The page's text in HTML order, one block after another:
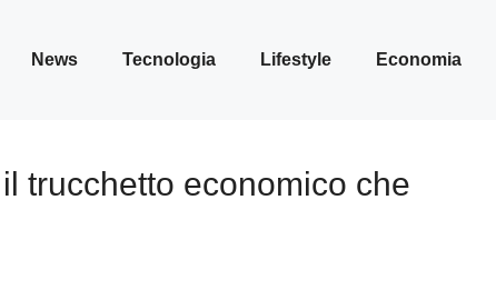
News Tecnologia Lifestyle Economia
trucchetto economico che